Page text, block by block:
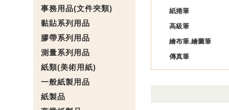
事務用品(文件夾類)
黏貼系列用品
膠帶系列用品
測量系列用品
紙類(美術用紙)
一般紙製用品
紙製品
紙捲筆
高級筆
繪布筆.繪圖筆
傳真筆